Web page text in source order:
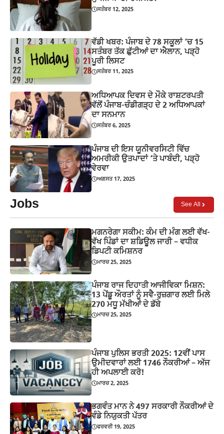
ਸਤੰਬਰ 12, 2025
ਵੱਡੀ ਖਬਰ: ਪੰਜਾਬ ਦੇ 78 ਸਕੂਲਾਂ ‘ਚ 15
ਸਤੰਬਰ ਤੱਕ ਛੁੱਟੀਆਂ ਦਾ ਐਲਾਨ, ਪੜ੍ਹੋ
ਪੂਰੀ ਲਿਸਟ
ਸਤੰਬਰ 11, 2025
ਅਧਿਆਪਕ ਦਿਵਸ ਦੇ ਮੌਕੇ ਰਾਸ਼ਟਰਪਤੀ
ਵੱਲੋਂ ਪੰਜਾਬ-ਚੰਡੀਗੜ੍ਹ ਦੇ 2 ਅਧਿਆਪਕਾਂ
ਦਾ ਸਨਮਾਨ
ਸਤੰਬਰ 6, 2025
ਪੰਜਾਬ ਦੀ ਇਸ ਯੂਨੀਵਰਸਿਟੀ ਵਿੱਚ
ਅਮਰੀਕੀ ਉਤਪਾਦਾਂ ‘ਤੇ ਪਾਬੰਦੀ, ਪੜ੍ਹੋ
ਵੇਰਵਾ
ਅਗਸਤ 17, 2025
Jobs See All
ਮਗਨਰੇਗਾ ਸਕੀਮ: ਕੰਮ ਦੀ ਮੰਗ ਲਈ ਵੱਖ-
ਵੱਖ ਪਿੰਡਾਂ ਦਾ ਸ਼ਡਿਊਲ ਜਾਰੀ – ਵਧੀਕ
ਡਿਪਟੀ ਕਮਿਸ਼ਨਰ
ਮਾਰਚ 25, 2025
ਪੰਜਾਬ ਰਾਜ ਦਿਹਾਤੀ ਆਜੀਵਿਕਾ ਮਿਸ਼ਨ:
13 ਪੇਂਡੂ ਔਰਤਾਂ ਨੂੰ ਸਵੈ-ਰੁਜ਼ਗਾਰ ਲਈ ਮਿਲੇ
270 ਮਧੂ ਮੱਖੀਆਂ ਦੇ ਡੱਬੇ
ਮਾਰਚ 25, 2025
ਪੰਜਾਬ ਪੁਲਿਸ ਭਰਤੀ 2025: 12ਵੀਂ ਪਾਸ
ਉਮੀਦਵਾਰਾਂ ਲਈ 1746 ਨੌਕਰੀਆਂ – ਅੱਜ
ਹੀ ਅਪਲਾਈ ਕਰੋ!
ਮਾਰਚ 2, 2025
ਭਗਵੰਤ ਮਾਨ ਨੇ 497 ਸਰਕਾਰੀ ਨੌਕਰੀਆਂ ਦੇ
ਵੰਡੇ ਨਿਯੁਕਤੀ ਪੱਤਰ
ਫਰਵਰੀ 19, 2025